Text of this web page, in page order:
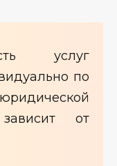
услуг
по
от